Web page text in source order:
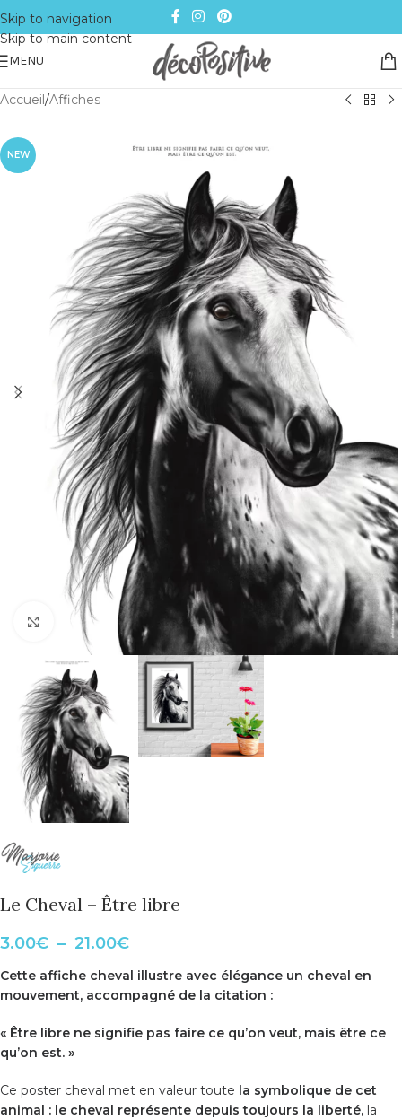
Skip to navigation
Skip to main content
MENU
Accueil/Affiches
NEW
Cliquer pour agrandir
Le Cheval – Être libre
3.00€ – 21.00€
Cette affiche cheval illustre avec élégance un cheval en
mouvement, accompagné de la citation :
« Être libre ne signifie pas faire ce qu’on veut, mais être ce
qu’on est. »
Ce poster cheval met en valeur toute la symbolique de cet
animal : le cheval représente depuis toujours la liberté, la